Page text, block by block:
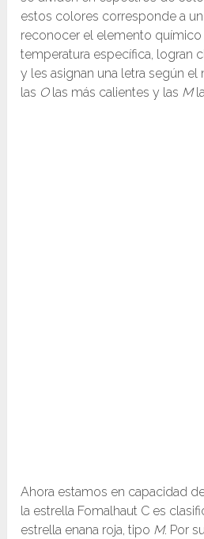
estos colores corresponde a
reconocer el elemento químico
temperatura específica, logran
y les asignan una letra según el
las Olas más calientes y las M
Ahora estamos en capacidad
la estrella Fomalhaut C es
estrella enana roja, tipo M. Por